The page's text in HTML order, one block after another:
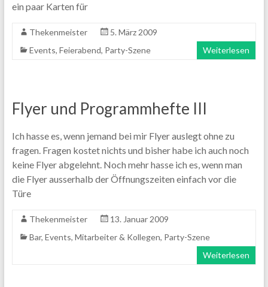
ein paar Karten für
Thekenmeister
5. März 2009
Events, Feierabend, Party-Szene Weiterlesen
Flyer und Programmhefte III
Ich hasse es, wenn jemand bei mir Flyer auslegt ohne zu
fragen. Fragen kostet nichts und bisher habe ich auch noch
keine Flyer abgelehnt. Noch mehr hasse ich es, wenn man
die Flyer ausserhalb der Öffnungszeiten einfach vor die
Türe
Thekenmeister
13. Januar 2009
Bar, Events, Mitarbeiter & Kollegen, Party-Szene
Weiterlesen